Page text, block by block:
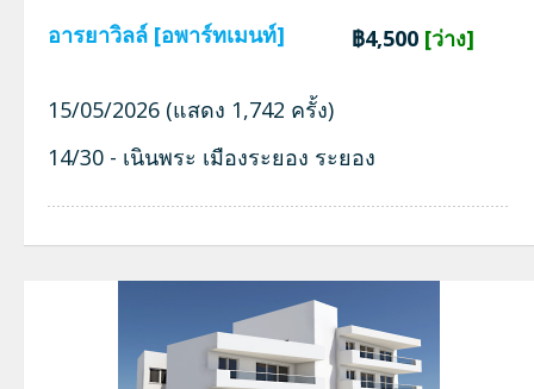
อารยาวิลล์ [อพาร์ทเมนท์] ฿4,500 [ว่าง]
15/05/2026 (แสดง 1,742 ครั้ง)
14/30 - เนินพระ เมืองระยอง ระยอง